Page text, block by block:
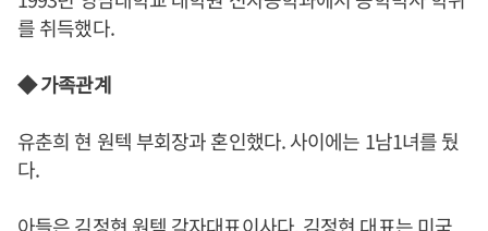
를 취득했다.
◆ 가족관계
유춘희 현 원텍 부회장과 혼인했다. 사이에는 1남1녀를 뒀
다.
아들은 김정현 원텍 각자대표이사다. 김정현 대표는 미국